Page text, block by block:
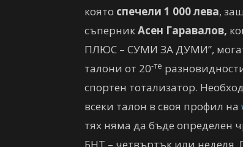
която спечели 1 000 лева,
съперникАсен Гаравалов,
ПЛЮС – СУМИ ЗА ДУМИ”,
талони от 20-те
спортен тотализатор.
всеки талон в своя профил на
тях няма да бъде определен